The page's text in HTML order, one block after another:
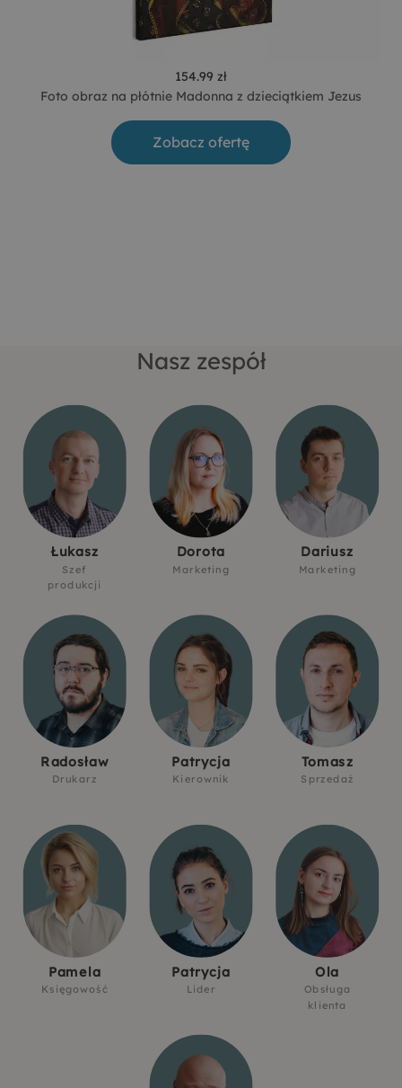
154.99 zł
Foto obraz na płótnie Madonna z dzieciątkiem Jezus
Zobacz ofertę
Nasz zespół
Łukasz
Szef
produkcji
Dorota
Marketing
Dariusz
Marketing
Radosław
Drukarz
Patrycja
Kierownik
Tomasz
Sprzedaż
Pamela
Księgowość
Patrycja
Lider
Ola
Obsługa
klienta